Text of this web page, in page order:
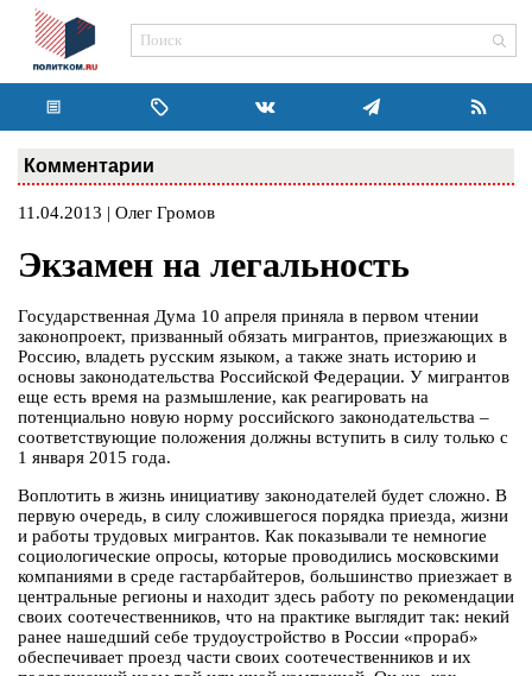
Комментарии
11.04.2013 | Олег Громов
Экзамен на легальность
Государственная Дума 10 апреля приняла в первом чтении
законопроект, призванный обязать мигрантов, приезжающих в
Россию, владеть русским языком, а также знать историю и
основы законодательства Российской Федерации. У мигрантов
еще есть время на размышление, как реагировать на
потенциально новую норму российского законодательства –
соответствующие положения должны вступить в силу только с
1 января 2015 года.
Воплотить в жизнь инициативу законодателей будет сложно. В
первую очередь, в силу сложившегося порядка приезда, жизни
и работы трудовых мигрантов. Как показывали те немногие
социологические опросы, которые проводились московскими
компаниями в среде гастарбайтеров, большинство приезжает в
центральные регионы и находит здесь работу по рекомендации
своих соотечественников, что на практике выглядит так: некий
ранее нашедший себе трудоустройство в России «прораб»
обеспечивает проезд части своих соотечественников и их